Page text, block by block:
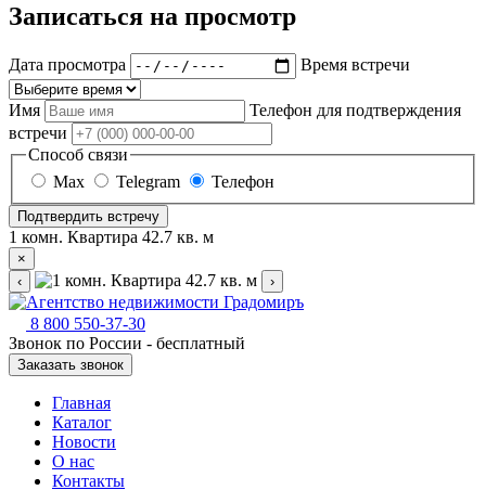
Записаться на просмотр
Дата просмотра Время встречи
Имя
Телефон для подтверждения
встречи
Способ связи
Max
Telegram Телефон
Подтвердить встречу
1 комн. Квартира 42.7 кв. м
×
‹
›
8 800 550-37-30
Звонок по России - бесплатный
Заказать звонок
Главная
Каталог
Новости
О нас
Контакты